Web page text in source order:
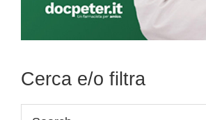
Cerca e/o filtra